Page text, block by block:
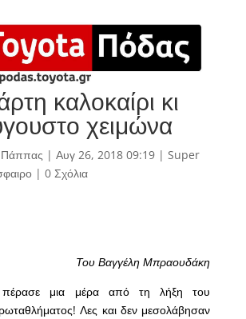
καλοκαίρι κι
χειμώνα
Πάππας | Αυγ 26, 2018 09:19| Super
| 0 Σχόλια
Του Βαγγέλη Μπραουδάκη
μια μέρα από τη λήξη του
Λες και δεν μεσολάβησαν